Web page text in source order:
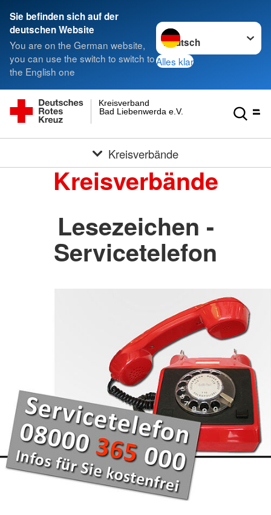
Sie befinden sich auf der
deutschen Website
You are on the German website,
you can use the switch to switch to
the English one
Sprache wechseln zu
Alles klar
Bad Liebenwerda e.V.
Kreisverband
Kreisverbände
Kreisverbände
Lesezeichen -
Servicetelefon